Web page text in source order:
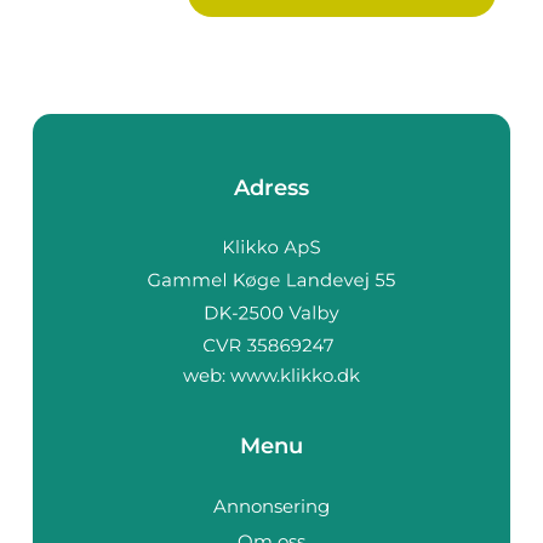
Adress
web: www.klikko.dk
Menu
Annonsering